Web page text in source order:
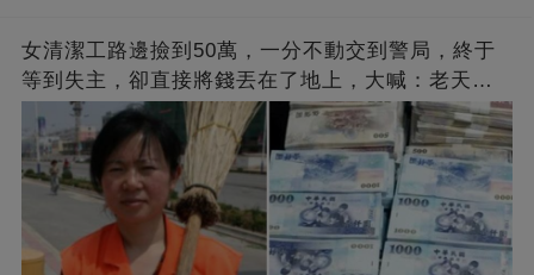
女清潔工路邊撿到50萬，一分不動交到警局，終于
等到失主，卻直接將錢丟在了地上，大喊：老天有